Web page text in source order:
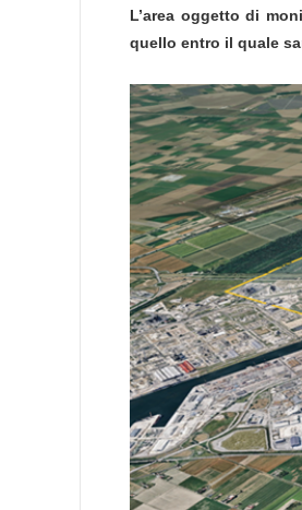
L’area oggetto di
quello entro il quale